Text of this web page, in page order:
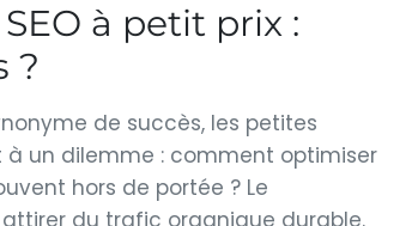
à petit prix :
?
de succès, les petites
un dilemme : comment optimiser
hors de portée ? Le
du trafic organique durable.